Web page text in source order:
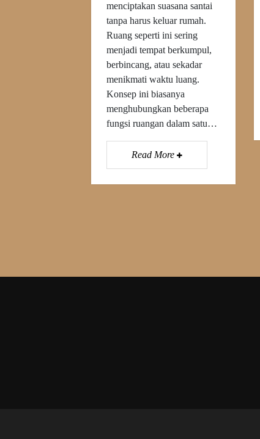
menciptakan suasana santai
tanpa harus keluar rumah.
Ruang seperti ini sering
menjadi tempat berkumpul,
berbincang, atau sekadar
menikmati waktu luang.
Konsep ini biasanya
menghubungkan beberapa
fungsi ruangan dalam satu…
Read More